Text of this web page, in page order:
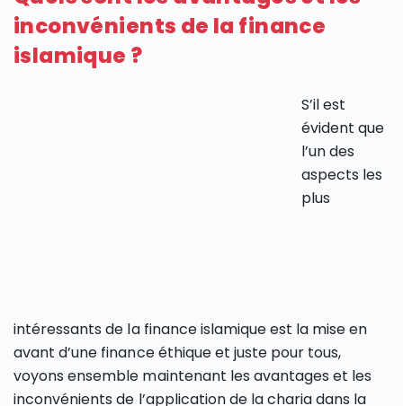
inconvénients de la finance
islamique ?
S’il est
évident que
l’un des
aspects les
plus
intéressants de la finance islamique est la mise en
avant d’une finance éthique et juste pour tous,
voyons ensemble maintenant les avantages et les
inconvénients de l’application de la charia dans la